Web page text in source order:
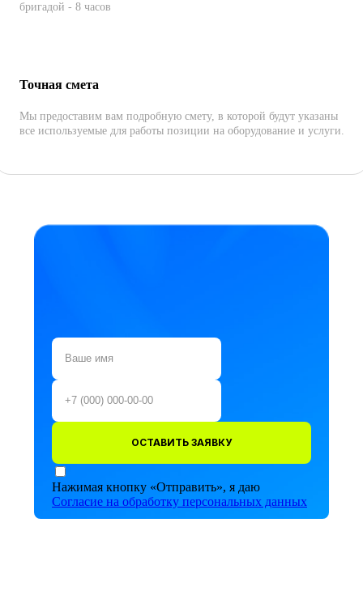
бригадой - 8 часов
Точная смета
Мы предоставим вам подробную смету, в которой будут указаны
все используемые для работы позиции на оборудование и услуги.
ОСТАВИТЬ ЗАЯВКУ
Нажимая кнопку «Отправить», я даю
Согласие на обработку персональных данных